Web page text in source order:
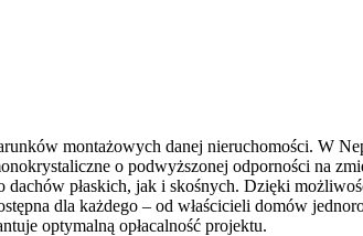
montażowych danej nieruchomości. W
o podwyższonej odporności na
płaskich, jak i skośnych. Dzięki
dla każdego – od właścicieli domów
optymalną opłacalność projektu.